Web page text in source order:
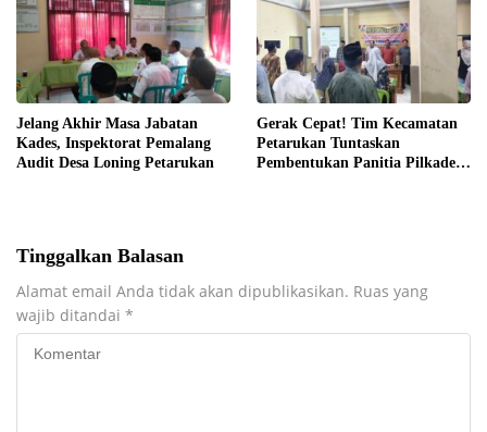
Jelang Akhir Masa Jabatan
Kades, Inspektorat Pemalang
Audit Desa Loning Petarukan
Gerak Cepat! Tim Kecamatan
Petarukan Tuntaskan
Pembentukan Panitia Pilkades
Tinggalkan Balasan
Alamat email Anda tidak akan dipublikasikan. Ruas yang
wajib ditandai *